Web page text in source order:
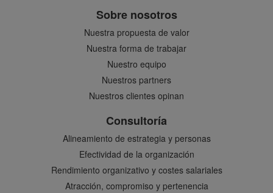
Sobre nosotros
Nuestra propuesta de valor
Nuestra forma de trabajar
Nuestro equipo
Nuestros partners
Nuestros clientes opinan
Consultoría
Alineamiento de estrategia y personas
Efectividad de la organización
Rendimiento organizativo y costes salariales
Atracción, compromiso y pertenencia